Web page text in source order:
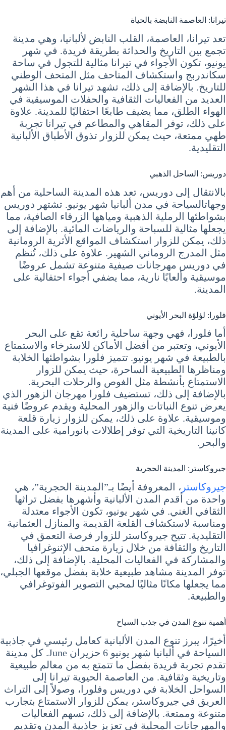
تيرانا: العاصمة النابضة بالحياة
تعد تيرانا، العاصمة، القلب النابض لألبانيا، وهي مدينة
تجمع بين التاريخ والحداثة بطريقة فريدة. في شهر
يونيو، تكون الأجواء في تيرانا مثالية للتجول في ساحة
سكاندربج واستكشاف المتاحف مثل المتحف الوطني
للتاريخ. بالإضافة إلى ذلك، تشهد تيرانا في هذا الشهر
العديد من الفعاليات الثقافية والحفلات الموسيقية في
الهواء الطلق، مما يضيف طابعًا احتفاليًا للمدينة. علاوة
على ذلك، توفر المقاهي والمطاعم في تيرانا تجربة
طهي ممتعة، حيث يمكن للزوار تذوق الأطباق الألبانية
التقليدية.
دوريس: الساحل الذهبي
بالانتقال إلى دوريس، تعد هذه المدينة الساحلية من أهم
وجهاتالسياحة في مدن ألبانيا شهر يونيو. تشتهر دوريس
بشواطئها الرملية الذهبية ومياهها الزرقاء الصافية، مما
يجعلها مثالية للسباحة والرياضات المائية. بالإضافة إلى
ذلك، يمكن للزوار استكشاف المواقع الأثرية الرومانية
مثل المدرج الروماني الشهير. علاوة على ذلك، تُنظم
في دوريس مهرجانات صيفية متنوعة تشمل عروضًا
موسيقية وألعابًا نارية، مما يضفي أجواء احتفالية على
المدينة.
فلورا: لؤلؤة البحر الأيوني
أما فلورا، فهي وجهة ساحلية رائعة تقع على البحر
الأيوني، وتعتبر من أفضل الأماكن للاسترخاء والاستمتاع
بالطبيعة في شهر يونيو. تتميز فلورا بشواطئها الخلابة
ومناظرها الطبيعية الساحرة، حيث يمكن للزوار
الاستمتاع بأنشطة مثل الغوص والرحلات البحرية.
بالإضافة إلى ذلك، تستضيف فلورا مهرجان الزهور الذي
يعرض تنوع النباتات والزهور المحلية ويقدم عروضًا فنية
وموسيقية. علاوة على ذلك، يمكن للزوار زيارة قلعة
كانينا التاريخية التي توفر إطلالات بانورامية على المدينة
والبحر.
جيروكاستر: المدينة الحجرية
جيروكاستر ، المعروفة أيضًا بـ”المدينة الحجرية”، هي
واحدة من أقدم المدن الألبانية وأشهرها بفضل تراثها
الثقافي الغني. في شهر يونيو، تكون الأجواء معتدلة
ومناسبة لاستكشاف القلعة القديمة والمنازل العثمانية
التقليدية. تتيح جيروكاستر للزوار فرصة التعمق في
التاريخ والثقافة من خلال زيارة متحف الإثنوغرافيا
والمشاركة في الفعاليات المحلية. بالإضافة إلى ذلك،
توفر المدينة مشاهد طبيعية خلابة بفضل موقعها الجبلي،
مما يجعلها مكانًا مثاليًا لمحبي التصوير الفوتوغرافي
والطبيعة.
أهمية تنوع المدن في جذب السياح
أخيرًا، يبرز تنوع المدن الألبانية كعامل رئيسي في جاذبية
السياحة في ألبانيا شهر يونيو 6 حزيران June. كل مدينة
تقدم تجربة فريدة بفضل ما تتمتع به من معالم طبيعية
وتاريخية وثقافية. من العاصمة الحيوية تيرانا إلى
السواحل الخلابة في دوريس وفلورا، وصولاً إلى التراث
العريق في جيروكاستر، يمكن للزوار الاستمتاع بتجارب
متنوعة وممتعة. بالإضافة إلى ذلك، تسهم الفعاليات
والمهرجانات المحلية في تعزيز جاذبية المدن وتقديم